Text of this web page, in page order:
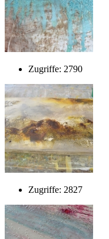
Zugriffe: 2790
Zugriffe: 2827